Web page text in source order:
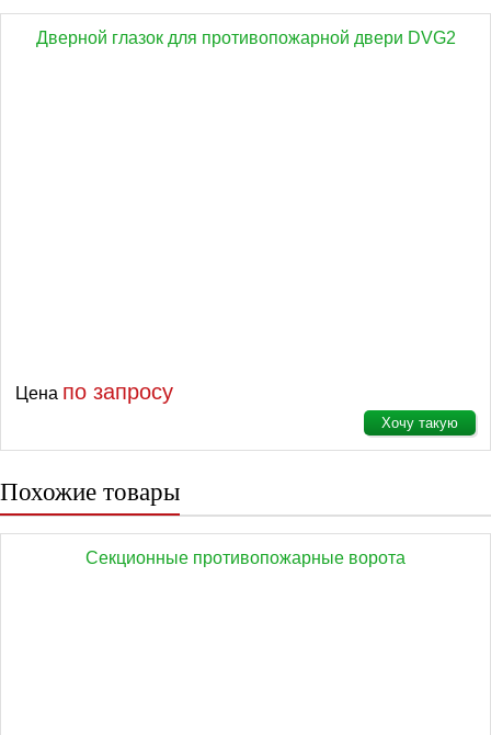
Дверной глазок для противопожарной двери DVG2
Цена по запросу
Хочу такую
Похожие товары
Секционные противопожарные ворота